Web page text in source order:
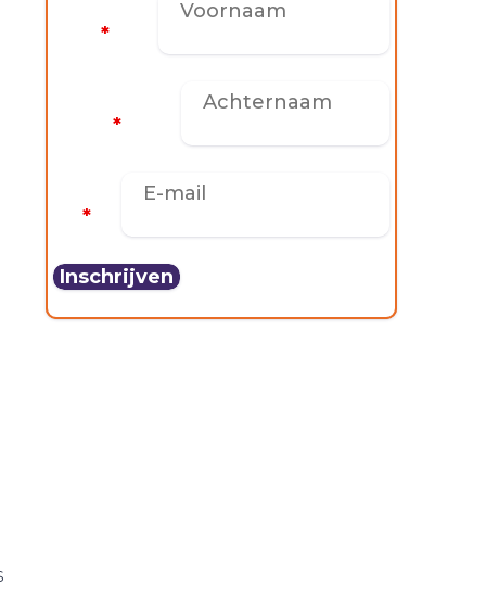
*
*
*